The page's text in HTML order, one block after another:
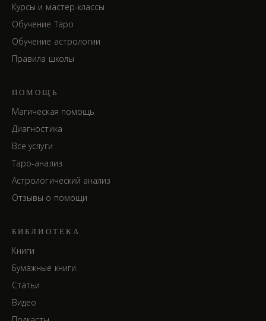
Курсы и мастер-классы
Обучение Таро
Обучение астрологии
Правила школы
ПОМОЩЬ
Магическая помощь
Диагностика
Все услуги
Таро-анализ
Астрологический анализ
Отзывы о помощи
БИБЛИОТЕКА
Книги
Бумажные книги
Статьи
Видео